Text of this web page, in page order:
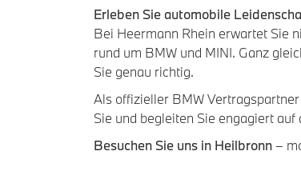
Erleben Sie automobile
Bei Heermann Rhein erwartet Sie
rund um BMW und MINI. Ganz
Sie genau richtig.
Als offizieller BMW
Sie und begleiten Sie engagiert
Besuchen Sie uns in Heilbronn–